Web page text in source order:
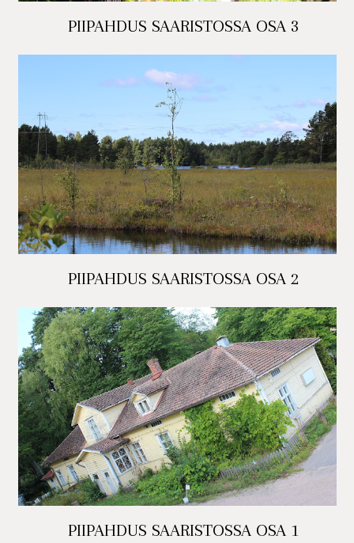
PIIPAHDUS SAARISTOSSA OSA 3
PIIPAHDUS SAARISTOSSA OSA 2
PIIPAHDUS SAARISTOSSA OSA 1